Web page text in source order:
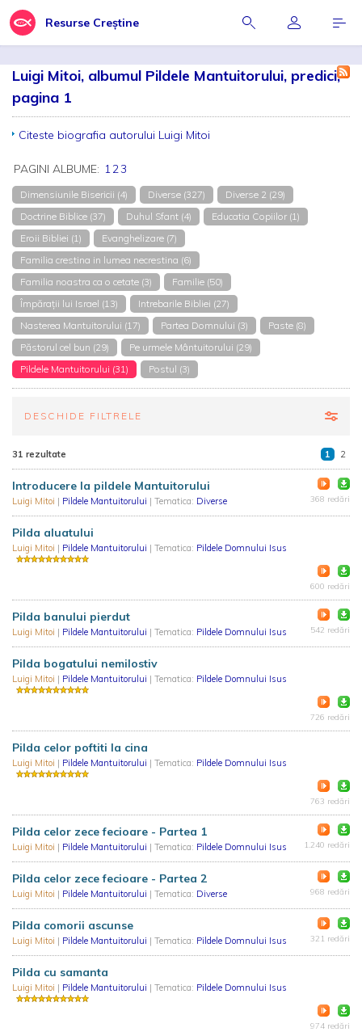
Resurse Creștine
Luigi Mitoi, albumul Pildele Mantuitorului, predici,
pagina 1
Citeste biografia autorului Luigi Mitoi
PAGINI ALBUME: 123
Dimensiunile Bisericii (4) Diverse (327)
Diverse 2 (29)
Doctrine Biblice (37)
Duhul Sfant (4)
Educatia Copiilor (1)
Eroii Bibliei (1)
Evanghelizare (7)
Familia crestina in lumea necrestina (6)
Familia noastra ca o cetate (3)
Familie (50)
Împărații lui Israel (13)
Intrebarile Bibliei (27)
Nasterea Mantuitorului (17)
Partea Domnului (3)
Paste (8)
Păstorul cel bun (29)
Pe urmele Mântuitorului (29)
Pildele Mantuitorului (31)
Postul (3)
DESCHIDE FILTRELE
31 rezultate 1 2
Introducere la pildele Mantuitorului
Luigi Mitoi | Pildele Mantuitorului | Tematica: Diverse 368 redări
Pilda aluatului
Luigi Mitoi | Pildele Mantuitorului | Tematica: Pildele Domnului Isus
600 redări
Pilda banului pierdut
Luigi Mitoi | Pildele Mantuitorului | Tematica: Pildele Domnului Isus 542 redări
Pilda bogatului nemilostiv
Luigi Mitoi | Pildele Mantuitorului | Tematica: Pildele Domnului Isus
726 redări
Pilda celor poftiti la cina
Luigi Mitoi | Pildele Mantuitorului | Tematica: Pildele Domnului Isus
763 redări
Pilda celor zece fecioare - Partea 1
Luigi Mitoi | Pildele Mantuitorului | Tematica: Pildele Domnului Isus 1.240 redări
Pilda celor zece fecioare - Partea 2
Luigi Mitoi | Pildele Mantuitorului | Tematica: Diverse 968 redări
Pilda comorii ascunse
Luigi Mitoi | Pildele Mantuitorului | Tematica: Pildele Domnului Isus 321 redări
Pilda cu samanta
Luigi Mitoi | Pildele Mantuitorului | Tematica: Pildele Domnului Isus
974 redări